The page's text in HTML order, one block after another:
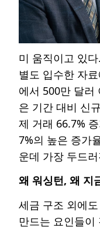
미 움직이고 있
별도 입수한 자
에서 500만 달러
은 기간 대비 신
제 거래 66.7%
7%의 높은 증가
운데 가장 두드
왜 워싱턴, 왜 지
세금 구조 외에
만드는 요인들이